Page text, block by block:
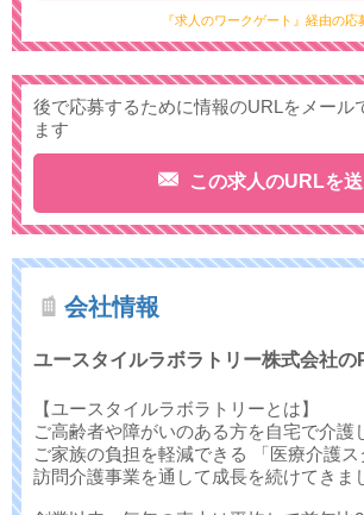
『求人のワークゲート』経由の応
後で応募するために情報のURLをメール
ます
この求人のURLを
会社情報
ユースタイルラボラトリー株式会社の
【ユースタイルラボラトリーとは】
ご高齢者や障がいのある方を自宅で介護
ご家族の負担を軽減できる 「医療介護
訪問介護事業を通して成長を続けてきま